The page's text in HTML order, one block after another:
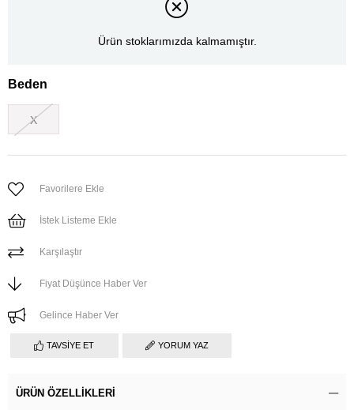
Ürün stoklarımızda kalmamıştır.
Beden
X
Favorilere Ekle
İstek Listeme Ekle
Karşılaştır
Fiyat Düşünce Haber Ver
Gelince Haber Ver
TAVSIYE ET YORUM YAZ
ÜRÜN ÖZELLIKLERI